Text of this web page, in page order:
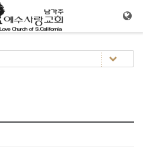
건너뛰기